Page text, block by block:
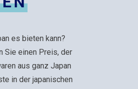
es bieten kann?
Sie einen Preis, der
aus ganz Japan
in der japanischen